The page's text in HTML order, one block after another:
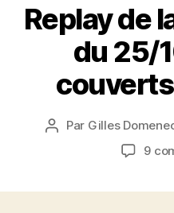
Replay de
du 25/
Auteur
Par Gilles
9